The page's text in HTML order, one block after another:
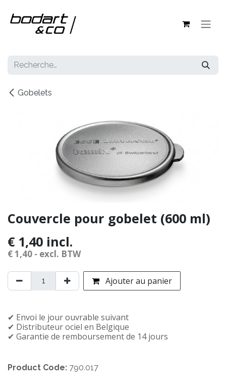
Gobelets
Couvercle pour gobelet (600 ml)
€ 1,40 incl.
€1,40 - excl. BTW
Ajouter au panier
✔︎ Envoi le jour ouvrable suivant
✔︎ Distributeur officiel en Belgique
✔︎ Garantie de remboursement de 14 jours
Product Code: 790.017